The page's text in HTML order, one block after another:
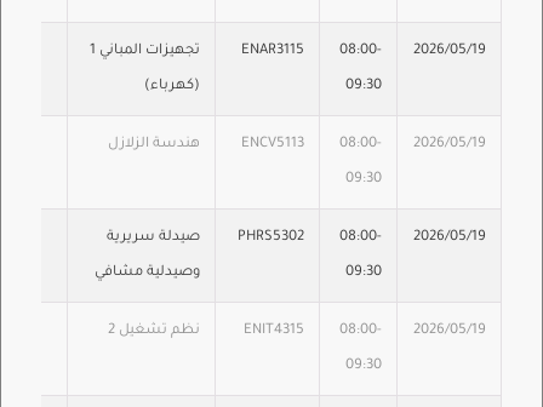
2026/05/19
08:00-
09:30
ENAR3115 تجهيزات المباني 1
(كهرباء)
2026/05/19
08:00-
09:30
ENCV5113 هندسة الزلازل
2026/05/19
08:00-
09:30
PHRS5302 صيدلة سريرية
وصيدلية مشافي
2026/05/19
08:00-
09:30
ENIT4315 نظم تشغيل 2